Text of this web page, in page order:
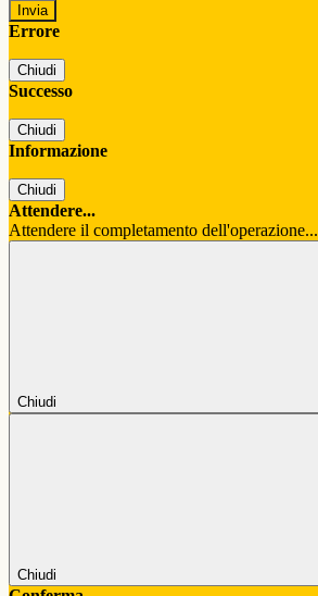
Errore
Chiudi
Successo
Chiudi
Informazione
Chiudi
Attendere...
Attendere il completamento dell'operazione...
Chiudi
Chiudi